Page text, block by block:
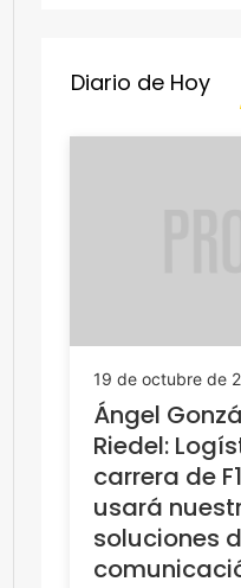
Diario de Hoy
19 de octubre de
Ángel
Riedel:
carrera de
usará
soluciones